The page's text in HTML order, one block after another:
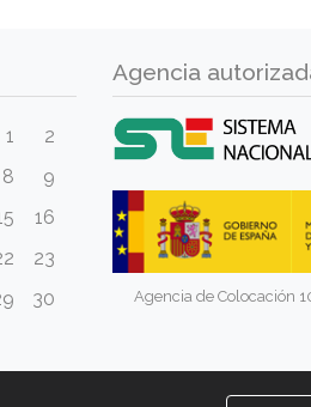
1
2
8
9
16
23
30
Agencia
Agencia de Colocación